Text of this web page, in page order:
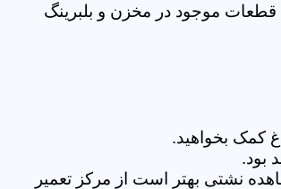
قطعات موجود در مخزن و بلبرینگ
کمک بخواهید.
بود.
نشتی بهتر است از مرکز تعمیر